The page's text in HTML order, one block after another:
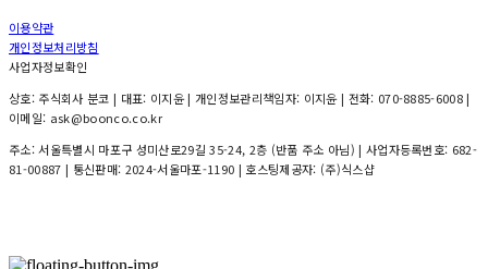
이용약관
개인정보처리방침
사업자정보확인
상호: 주식회사 분코 | 대표: 이지윤 | 개인정보관리책임자: 이지윤 | 전화: 070-8885-6008 |
이메일: ask@boonco.co.kr
주소: 서울특별시 마포구 성미산로29길 35-24, 2층 (반품 주소 아님) | 사업자등록번호: 682-
81-00887 | 통신판매: 2024-서울마포-1190 | 호스팅제공자: (주)식스샵